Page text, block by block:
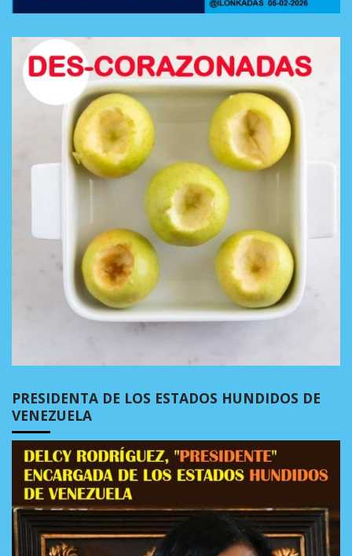
PRESIDENTA DE LOS ESTADOS HUNDIDOS DE
VENEZUELA